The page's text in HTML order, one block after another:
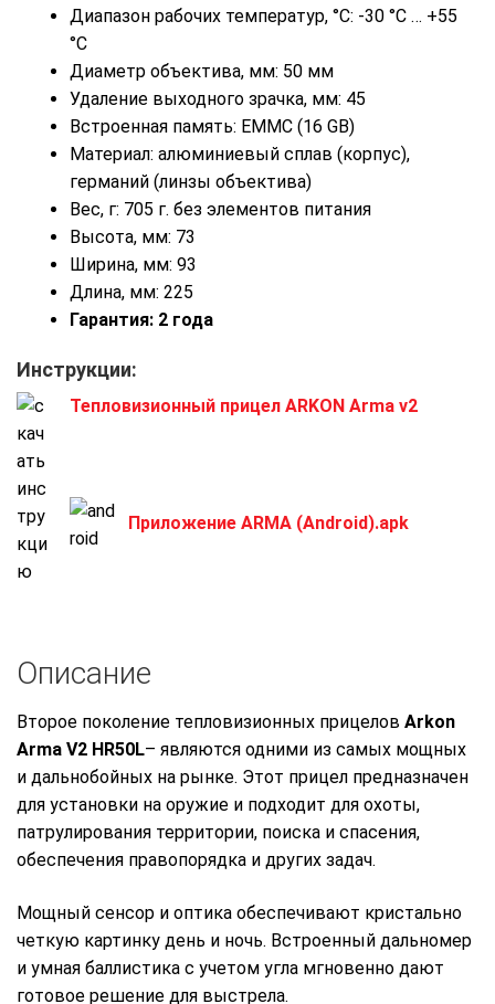
Диапазон рабочих температур, °C: -30 °C … +55
°C
Диаметр объектива, мм: 50 мм
Удаление выходного зрачка, мм: 45
Встроенная память: EMMC (16 GB)
Материал: алюминиевый сплав (корпус),
германий (линзы объектива)
Вес, г: 705 г. без элементов питания
Высота, мм: 73
Ширина, мм: 93
Длина, мм: 225
Гарантия: 2 года
Инструкции:
Тепловизионный прицел ARKON Arma v2
Приложение ARMA (Android).apk
Описание
Второе поколение тепловизионных прицелов Arkon
Arma V2 HR50L– являются одними из самых мощных
и дальнобойных на рынке. Этот прицел предназначен
для установки на оружие и подходит для охоты,
патрулирования территории, поиска и спасения,
обеспечения правопорядка и других задач.
Мощный сенсор и оптика обеспечивают кристально
четкую картинку день и ночь. Встроенный дальномер
и умная баллистика с учетом угла мгновенно дают
готовое решение для выстрела.